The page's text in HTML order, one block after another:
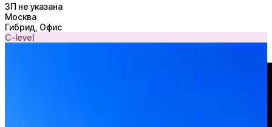
ЗП не указана
Москва
Гибрид, Офис
C-level